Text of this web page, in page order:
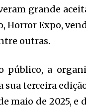
grande
Horror Expo,
outras.
público, a
terceira
maio de 2025, e